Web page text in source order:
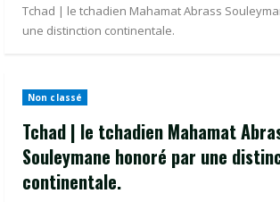
Tchad | le tchadien Mahamat Abrass
une distinction continentale.
Non classé
Tchad | le tchadien Mahamat
Souleymane honoré par une
continentale.